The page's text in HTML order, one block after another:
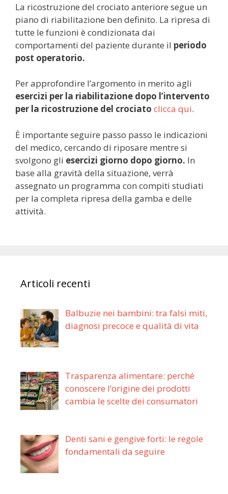
La ricostruzione del crociato anteriore segue un
piano di riabilitazione ben definito. La ripresa di
tutte le funzioni è condizionata dai
comportamenti del paziente durante il periodo
post operatorio.
Per approfondire l’argomento in merito agli
esercizi per la riabilitazione dopo l’intervento
per la ricostruzione del crociato clicca qui.
È importante seguire passo passo le indicazioni
del medico, cercando di riposare mentre si
svolgono gli esercizi giorno dopo giorno. In
base alla gravità della situazione, verrà
assegnato un programma con compiti studiati
per la completa ripresa della gamba e delle
attività.
Articoli recenti
Balbuzie nei bambini: tra falsi miti,
diagnosi precoce e qualità di vita
Trasparenza alimentare: perché
conoscere l’origine dei prodotti
cambia le scelte dei consumatori
Denti sani e gengive forti: le regole
fondamentali da seguire